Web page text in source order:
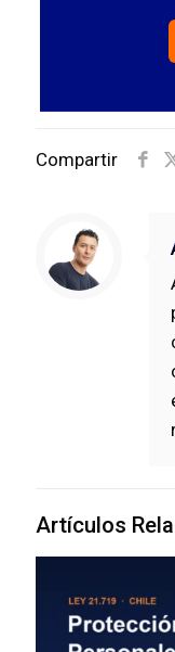
Compartir
Artículos